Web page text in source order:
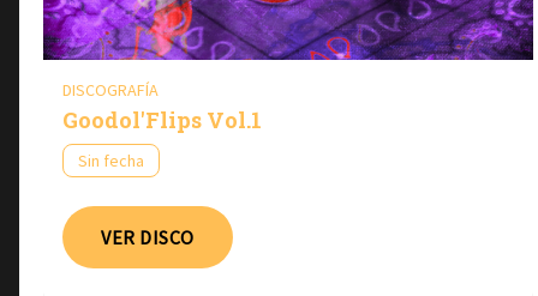
DISCOGRAFÍA
Goodol'Flips Vol.1
Sin fecha
VER DISCO